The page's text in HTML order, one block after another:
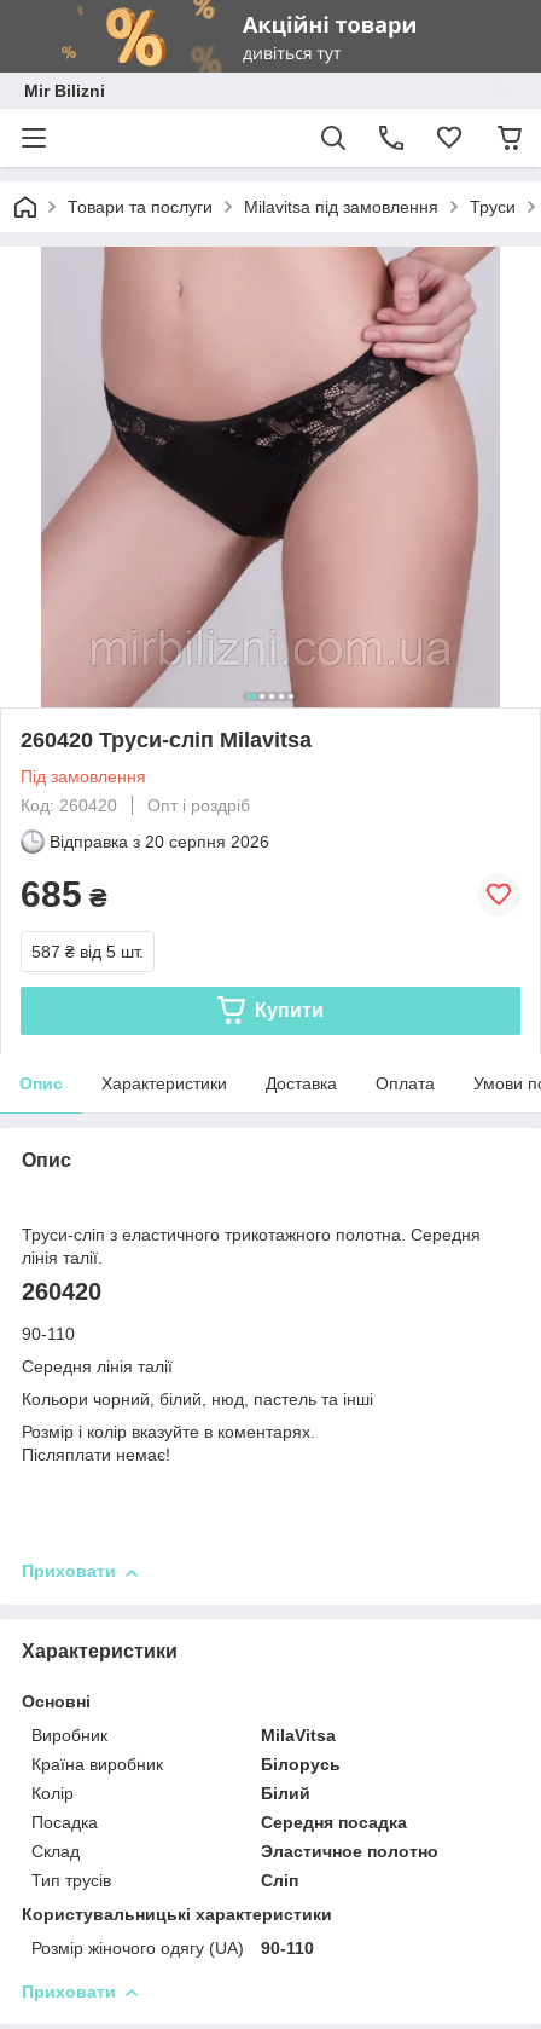
Mir Bilizni
Товари та послуги Milavitsa під замовлення Труси
260420 Труси-сліп Milavitsa
Під замовлення
Код: 260420
Опт і роздріб
Відправка з 20 серпня 2026
685 ₴
587 ₴ від 5 шт.
Купити
Опис Характеристики Доставка Оплата Умови
Опис
Труси-сліп з еластичного трикотажного полотна. Середня
лінія талії.
260420
90-110
Середня лінія талії
Кольори чорний, білий, нюд, пастель та інші
Розмір і колір вказуйте в коментарях.
Післяплати немає!
Приховати
Характеристики
Основні
Виробник
MilaVitsa
Країна виробник
Білорусь
Колір
Білий
Посадка
Середня посадка
Склад
Эластичное полотно
Тип трусів
Сліп
Користувальницькі характеристики
Розмір жіночого одягу (UA)
90-110
Приховати